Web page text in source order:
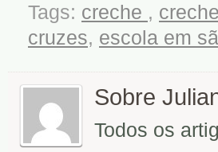
Tags: creche ,
cruzes, escola em
Sobre
Todos os